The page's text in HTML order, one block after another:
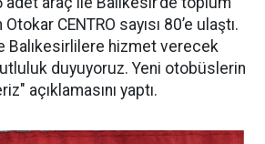
CENTRO sayısı 80’e ulaştı.
Balıkesirlilere hizmet verecek
duyuyoruz. Yeni otobüslerin
açıklamasını yaptı.